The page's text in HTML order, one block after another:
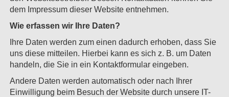
dem Impressum dieser Website entnehmen.
Wie erfassen wir Ihre Daten?
Ihre Daten werden zum einen dadurch erhoben, dass Sie
uns diese mitteilen. Hierbei kann es sich z. B. um Daten
handeln, die Sie in ein Kontaktformular eingeben.
Andere Daten werden automatisch oder nach Ihrer
Einwilligung beim Besuch der Website durch unsere IT-